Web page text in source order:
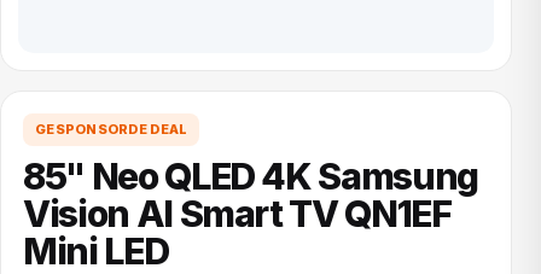
GESPONSORDE DEAL
85" Neo QLED 4K Samsung
Vision AI Smart TV QN1EF
Mini LED